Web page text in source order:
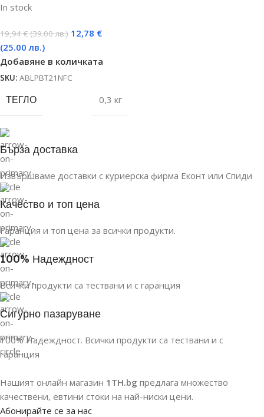
In stock
19,94€ (39.00 лв.) 12,78 €
(25.00 лв.)
Добавяне в количката
SKU: ABLPBT21NFC
ТЕГЛО 0,3 кг
Бърза доставка
Извършваме доставки с куриерска фирма Еконт или Спиди
Качество и топ цена
Гаранция и топ цена за всички продукти.
100% Надеждност
Всички продукти са тествани и с гаранция
Сигурно пазаруване
100% Надеждност. Всички продукти са тествани и с
гаранция
Нашият онлайн магазин 1TH.bg предлага множество
качествени, евтини стоки на най-ниски цени.
Абонирайте се за нас